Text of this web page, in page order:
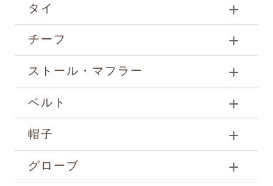
タイ
チーフ
ストール・マフラー
ベルト
帽子
グローブ